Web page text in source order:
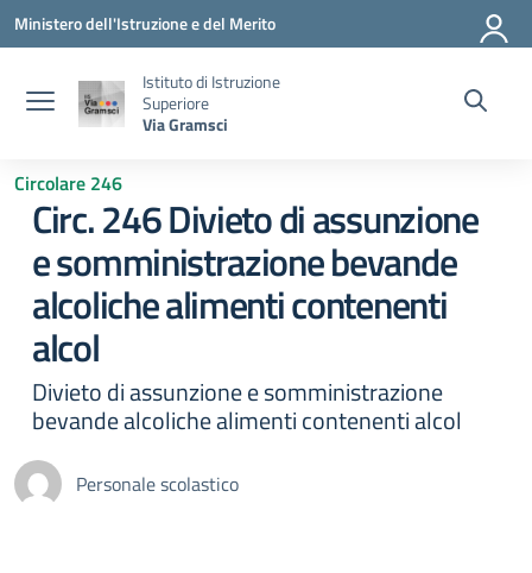
Vai ai contenuti
Vai al menu di navigazione
Vai al footer
Ministero dell'Istruzione e del Merito
Istituto di Istruzione
Superiore
Via Gramsci
Circolare 246
Circ. 246 Divieto di assunzione
e somministrazione bevande
alcoliche alimenti contenenti
alcol
Divieto di assunzione e somministrazione
bevande alcoliche alimenti contenenti alcol
Personale scolastico